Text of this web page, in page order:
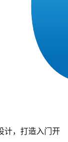
计，打造入门开